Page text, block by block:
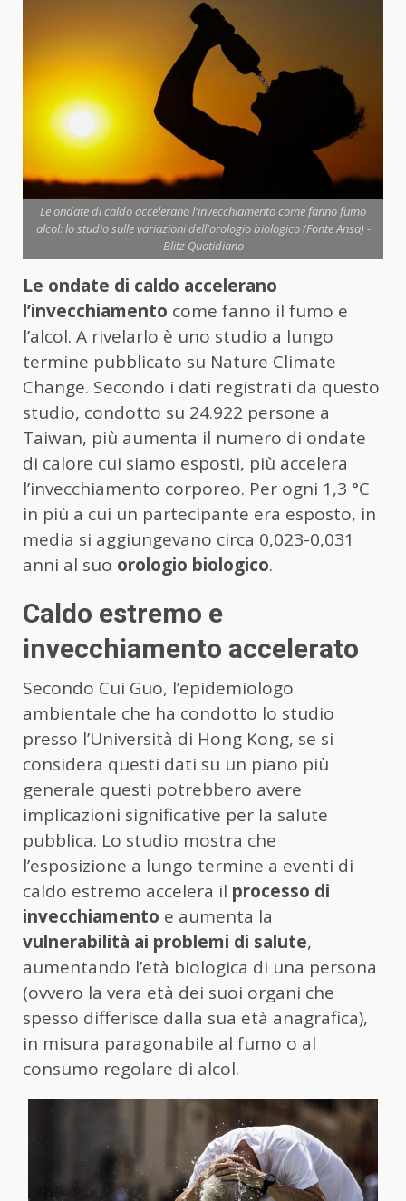
Le ondate di caldo accelerano l'invecchiamento come fanno fumo
alcol: lo studio sulle variazioni dell'orologio biologico (Fonte Ansa) -
Blitz Quotidiano
Le ondate di caldo accelerano
l’invecchiamento come fanno il fumo e
l’alcol. A rivelarlo è uno studio a lungo
termine pubblicato su Nature Climate
Change. Secondo i dati registrati da questo
studio, condotto su 24.922 persone a
Taiwan, più aumenta il numero di ondate
di calore cui siamo esposti, più accelera
l’invecchiamento corporeo. Per ogni 1,3 °C
in più a cui un partecipante era esposto, in
media si aggiungevano circa 0,023-0,031
anni al suo orologio biologico.
Caldo estremo e
invecchiamento accelerato
Secondo Cui Guo, l’epidemiologo
ambientale che ha condotto lo studio
presso l’Università di Hong Kong, se si
considera questi dati su un piano più
generale questi potrebbero avere
implicazioni significative per la salute
pubblica. Lo studio mostra che
l’esposizione a lungo termine a eventi di
caldo estremo accelera il processo di
invecchiamento e aumenta la
vulnerabilità ai problemi di salute,
aumentando l’età biologica di una persona
(ovvero la vera età dei suoi organi che
spesso differisce dalla sua età anagrafica),
in misura paragonabile al fumo o al
consumo regolare di alcol.